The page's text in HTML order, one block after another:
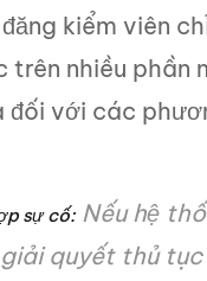
kiểm viên
nhiều phần
với các
sự cố:Nếu hệ
quyết thủ